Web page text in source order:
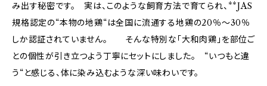
み出す秘密です。 実は、このような飼育方法で育てられ、**JAS
規格認定の“本物の地鶏“は全国に流通する地鶏の20％〜30％
しか認証されていません。 そんな特別な「大和肉鶏」を部位ご
との個性が引き立つよう丁寧にセットにしました。 “いつもと違
う“と感じる、体に染み込むような深い味わいです。